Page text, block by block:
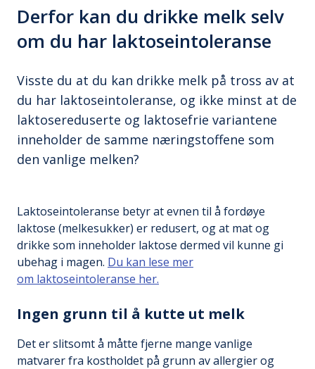
Derfor kan du drikke melk selv
om du har laktoseintoleranse
Visste du at du kan drikke melk på tross av at
du har laktoseintoleranse, og ikke minst at de
laktosereduserte og laktosefrie variantene
inneholder de samme næringstoffene som
den vanlige melken?
Laktoseintoleranse betyr at evnen til å fordøye
laktose (melkesukker) er redusert, og at mat og
drikke som inneholder laktose dermed vil kunne gi
ubehag i magen. Du kan lese mer
om laktoseintoleranse her.
Ingen grunn til å kutte ut melk
Det er slitsomt å måtte fjerne mange vanlige
matvarer fra kostholdet på grunn av allergier og